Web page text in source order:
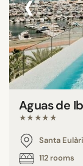
Aguas de
★★★★★
Santa
112 rooms